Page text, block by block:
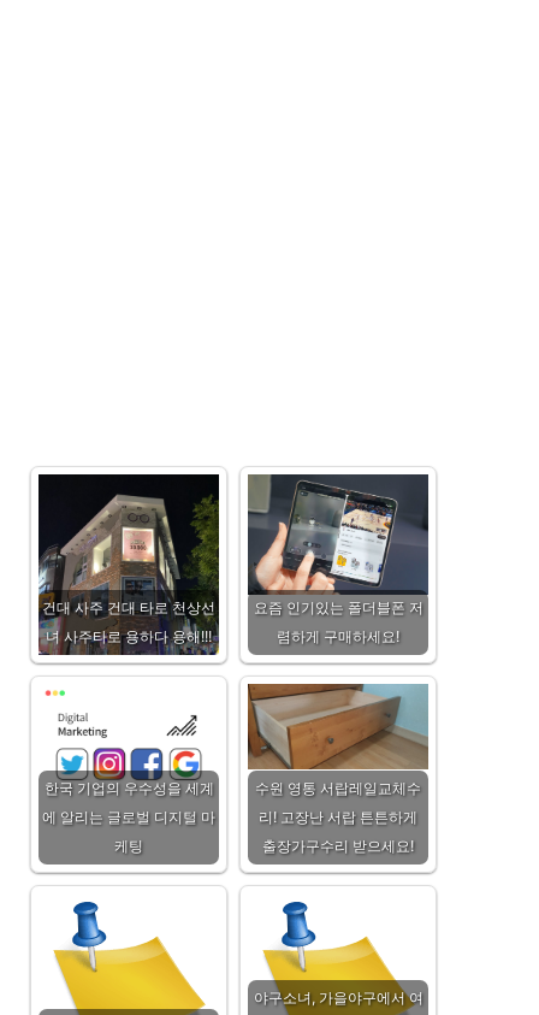
건대 사주 건대 타로 천상선
녀 사주타로 용하다 용해!!!
요즘 인기있는 폴더블폰 저
렴하게 구매하세요!
한국 기업의 우수성을 세계
에 알리는 글로벌 디지털 마
케팅
수원 영통 서랍레일교체수
리! 고장난 서랍 튼튼하게
출장가구수리 받으세요!
야구소녀, 가을야구에서 여